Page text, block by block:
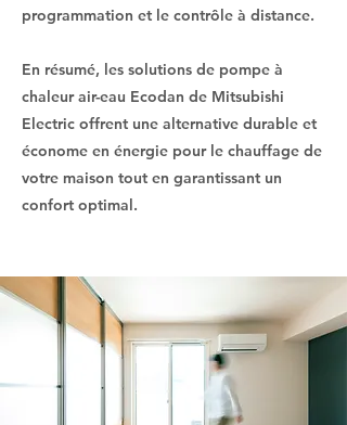
programmation et le contrôle à distance.
En résumé, les solutions de pompe à
chaleur air-eau Ecodan de Mitsubishi
Electric offrent une alternative durable et
économe en énergie pour le chauffage de
votre maison tout en garantissant un
confort optimal.